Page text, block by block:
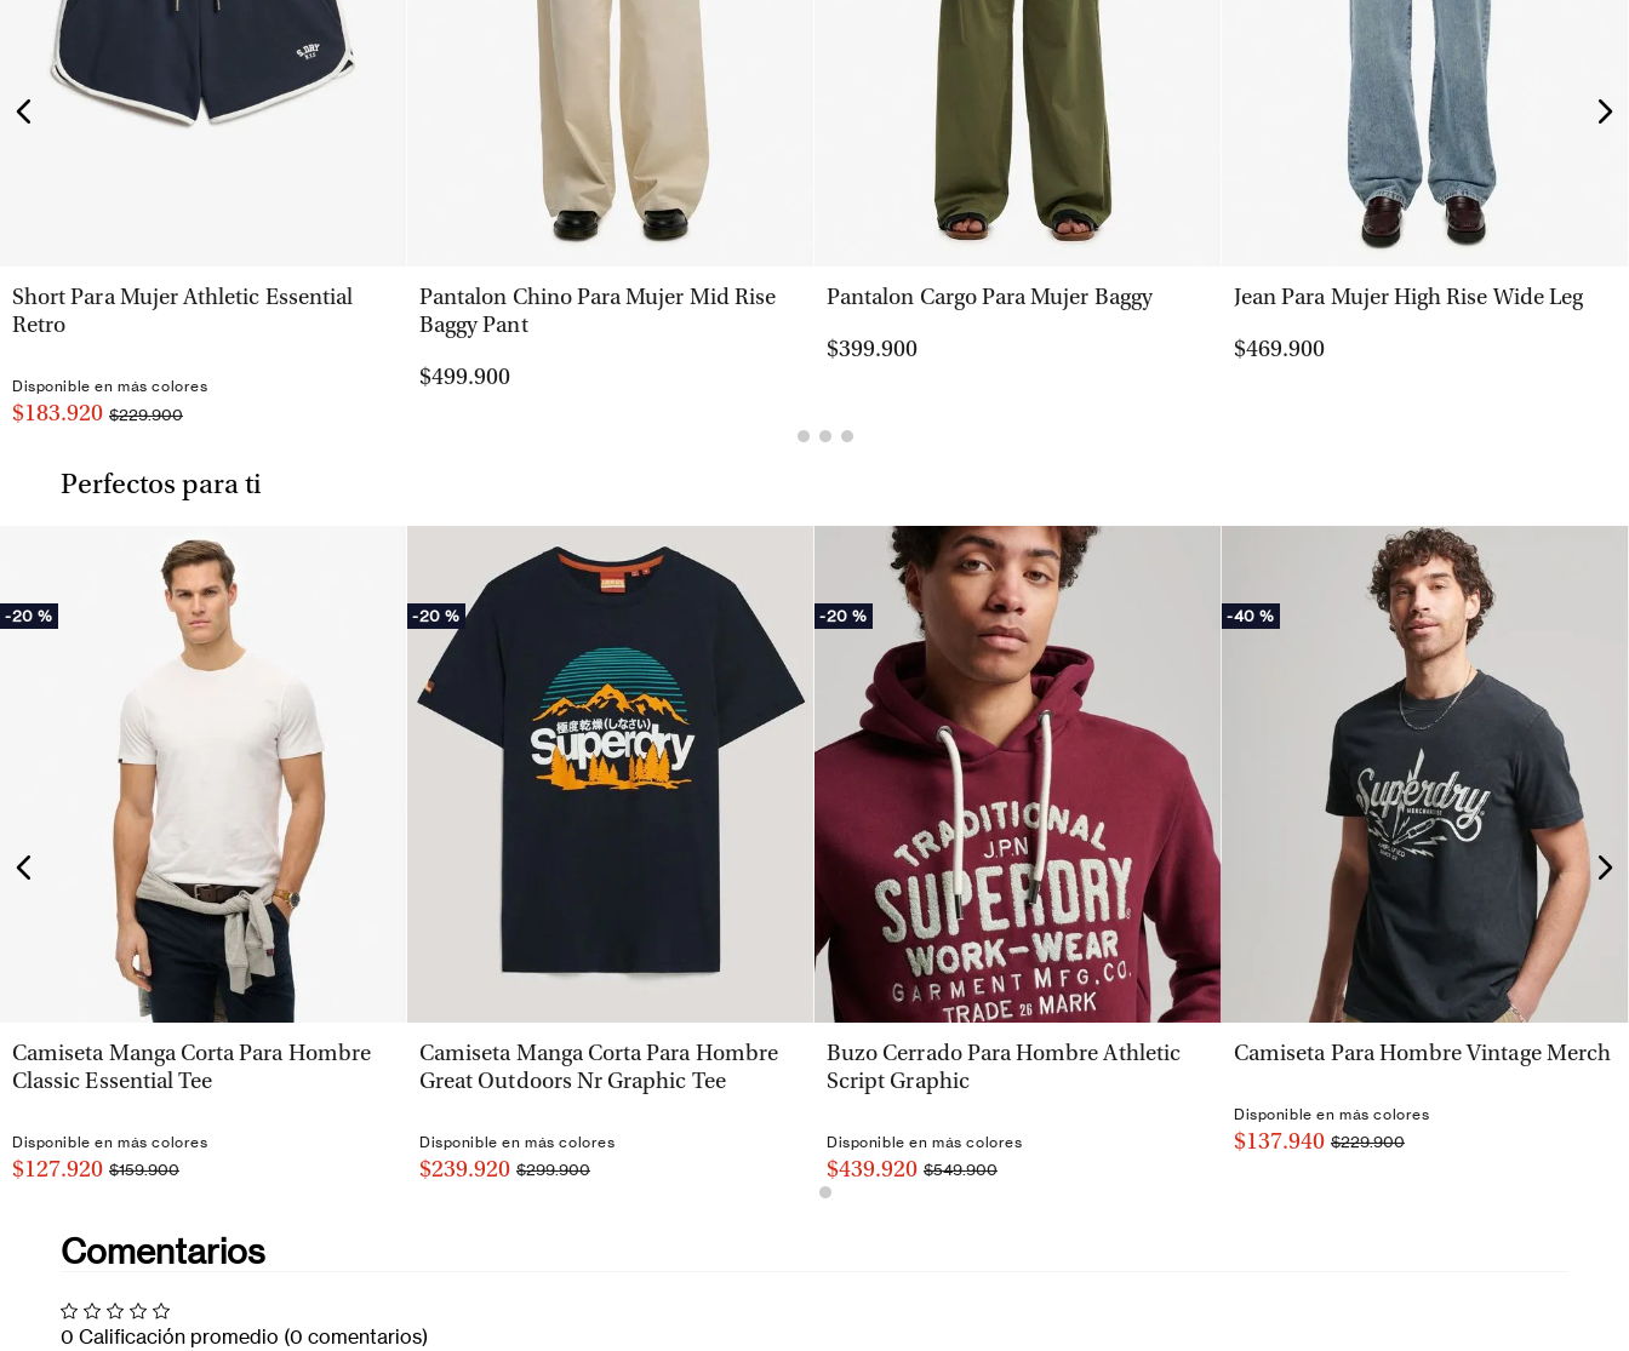
VISTA RÁPIDA
Short Para Mujer Athletic Essential
Retro
Disponible en más colores
$183.920 $229.900
VISTA RÁPIDA
Pantalon Chino Para Mujer Mid Rise
Baggy Pant
$499.900
VISTA RÁPIDA
Pantalon Cargo Para Mujer Baggy
$399.900
VISTA RÁPIDA
Jean Para Mujer High Rise Wide Leg
$469.900
Perfectos para ti
-20 %
VISTA RÁPIDA
Camiseta Manga Corta Para Hombre
Classic Essential Tee
Disponible en más colores
$127.920 $159.900
-20 %
VISTA RÁPIDA
Camiseta Manga Corta Para Hombre
Great Outdoors Nr Graphic Tee
Disponible en más colores
$239.920 $299.900
-20 %
VISTA RÁPIDA
Buzo Cerrado Para Hombre Athletic
Script Graphic
Disponible en más colores
$439.920 $549.900
-40 %
VISTA RÁPIDA
Camiseta Para Hombre Vintage Merch
Disponible en más colores
$137.940 $229.900
Comentarios
0 Calificación promedio (0 comentarios)